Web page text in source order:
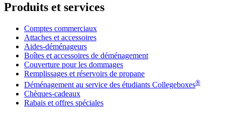
Produits et services
Comptes commerciaux
Attaches et accessoires
Aides-déménageurs
Boîtes et accessoires de déménagement
Couverture pour les dommages
Remplissages et réservoirs de propane
Déménagement au service des étudiants Collegeboxes®
Chèques-cadeaux
Rabais et offres spéciales